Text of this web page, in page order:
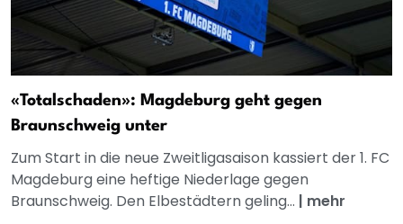
«Totalschaden»: Magdeburg geht gegen
Braunschweig unter
Zum Start in die neue Zweitligasaison kassiert der 1. FC
Magdeburg eine heftige Niederlage gegen
Braunschweig. Den Elbestädtern geling... | mehr